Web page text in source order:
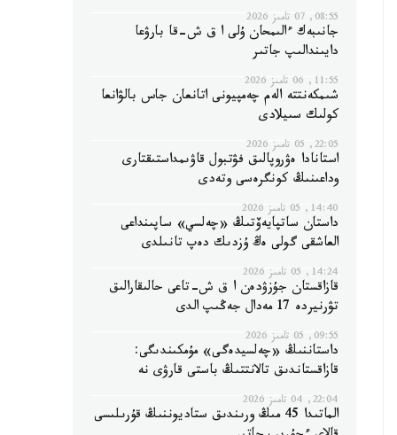
08:55, 07 تامىز 2026
جانىبەك ءالىمحان ۇلى ا ق ش-قا بارۋعا
دايىندالىپ جاتىر
11:55, 06 تامىز 2026
شىمكەنتتە الەم چەمپيونى اتانعان جاس بالۋانعا
كولىك سىيلادى
22:05, 05 تامىز 2026
استانادا ەۋروپالىق فۋتبول قاۋىمداستىقتارى
وداعىنىڭ كونگرەسى وتەدى
14:40, 05 تامىز 2026
داستان ساتپايەۆتىڭ «چەلسي» ساپىنداعى
العاشقى گولى ەڭ ۇزدىك دەپ تانىلدى
14:24, 05 تامىز 2026
قازاقستان جۇزۋدەن ا ق ش-تاعى حالىقارالىق
تۋرنيردە 17 مەدال جەڭىپ الدى
09:55, 05 تامىز 2026
داستاننىڭ «چەلسيدەگى» مۇمكىندىگى:
قازاقستاندىق تالانتتىڭ باستى قارۋى نە
22:04, 04 تامىز 2026
الماتىدا 45 مىڭ ورىندىق ستاديوننىڭ قۇرىلىسى